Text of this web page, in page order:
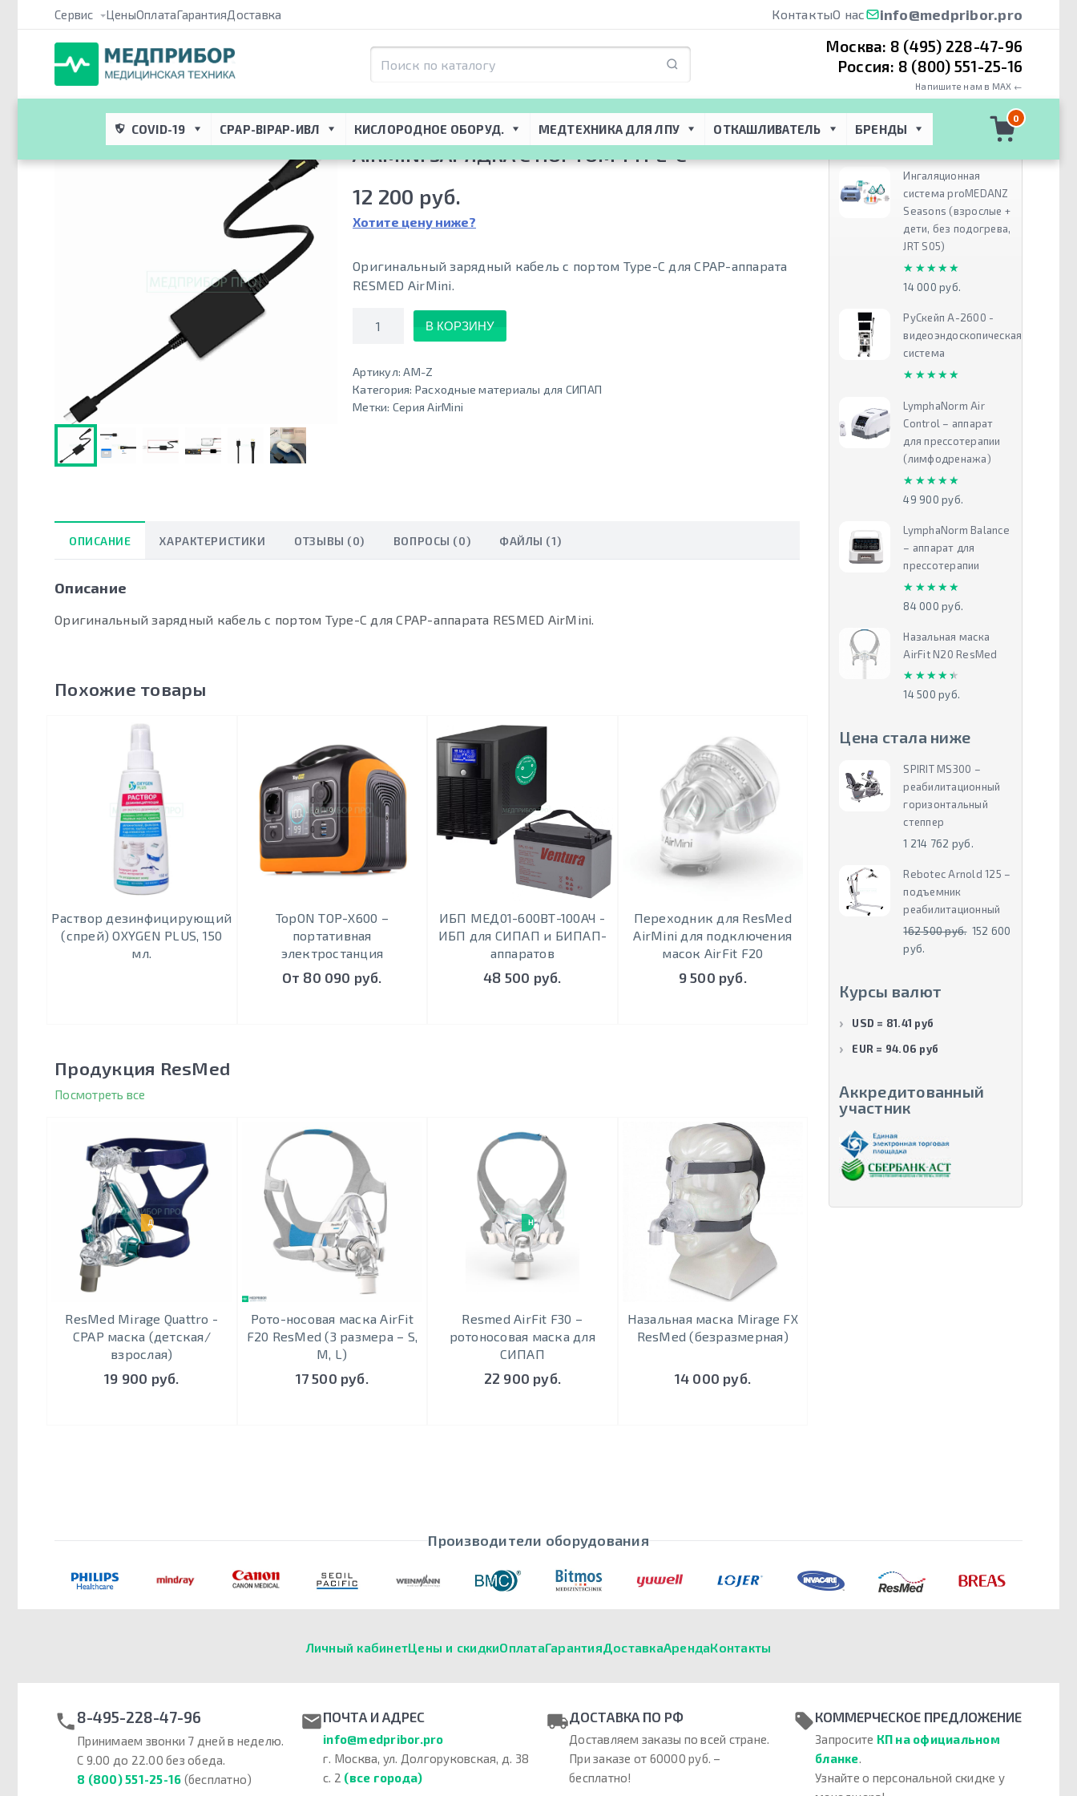
Сервис ЦеныОплатаГарантияДоставка КонтактыО нас info@medpribor.pro
Москва: 8 (495) 228-47-96
Россия: 8 (800) 551-25-16
Напишите нам в MAX ←
COVID-19 CPAP-BIPAP-ИВЛ КИСЛОРОДНОЕ ОБОРУД. МЕДТЕХНИКА ДЛЯ ЛПУ ОТКАШЛИВАТЕЛЬ БРЕНДЫ
0
зарядка с портом Type-C
AIRMINI ЗАРЯДКА С ПОРТОМ TYPE-C
12 200 руб.
Хотите цену ниже?
Оригинальный зарядный кабель с портом Type-C для CPAP-аппарата
RESMED AirMini.
Количество
В КОРЗИНУ
Артикул:AM-Z
Категория: Расходные материалы для СИПАП
Метки: Серия AirMini
ОПИСАНИЕ ХАРАКТЕРИСТИКИ ОТЗЫВЫ (0) ВОПРОСЫ (0) ФАЙЛЫ (1)
Описание
Оригинальный зарядный кабель с портом Type-C для CPAP-аппарата RESMED AirMini.
Похожие товары
Раствор дезинфицирующий
(спрей) OXYGEN PLUS, 150
мл.
TopON TOP-X600 –
портативная
электростанция
От 80 090 руб.
ИБП МЕД01-600ВТ-100АЧ -
ИБП для СИПАП и БИПАП-
аппаратов
48 500 руб.
Переходник для ResMed
AirMini для подключения
масок AirFit F20
9 500 руб.
Продукция ResMed
Посмотреть все
ДЕТСКАЯ
ResMed Mirage Quattro -
CPAP маска (детская/
взрослая)
19 900 руб.
Рото-носовая маска AirFit
F20 ResMed (3 размера – S,
М, L)
17 500 руб.
НОВИНКА
Resmed AirFit F30 –
ротоносовая маска для
СИПАП
22 900 руб.
Назальная маска Mirage FX
ResMed (безразмерная)
14 000 руб.
Рекомендуем
Ингаляционная
система proMEDANZ
Seasons (взрослые +
дети, без подогрева,
JRT S05)
★★★★★
★★★★★
14 000 руб.
РуСкейп А-2600 -
видеоэндоскопическая
система
★★★★★
★★★★★
LymphaNorm Air
Control – аппарат
для прессотерапии
(лимфодренажа)
★★★★★
★★★★★
49 900 руб.
LymphaNorm Balance
– аппарат для
прессотерапии
★★★★★
★★★★★
84 000 руб.
Назальная маска
AirFit N20 ResMed
★★★★★
★★★★★
14 500 руб.
Цена стала ниже
SPIRIT MS300 –
реабилитационный
горизонтальный
степпер
1 214 762 руб.
Rebotec Arnold 125 –
подъемник
реабилитационный
162 500 руб. 152 600
руб.
Курсы валют
USD = 81.41 руб
EUR = 94.06 руб
Аккредитованный
участник
Производители оборудования
Личный кабинетЦены и скидкиОплатаГарантияДоставкаАрендаКонтакты
8-495-228-47-96
Принимаем звонки 7 дней в неделю.
С 9.00 до 22.00 без обеда.
8 (800) 551-25-16 (бесплатно)
ПОЧТА И АДРЕС
info@medpribor.pro
г. Москва, ул. Долгоруковская, д. 38
с. 2 (все города)
ДОСТАВКА ПО РФ
Доставляем заказы по всей стране.
При заказе от 60000 руб. –
бесплатно!
КОММЕРЧЕСКОЕ ПРЕДЛОЖЕНИЕ
Запросите КП на официальном
бланке.
Узнайте о персональной скидке у